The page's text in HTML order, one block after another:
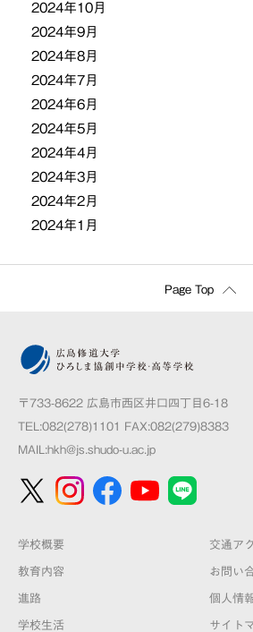
2024年10月
2024年9月
2024年8月
2024年7月
2024年6月
2024年5月
2024年4月
2024年3月
2024年2月
2024年1月
Page Top
〒733-8622 広島市西区井口四丁目6-18
TEL:082(278)1101 FAX:082(279)8383
MAIL:hkh@js.shudo-u.ac.jp
学校概要
教育内容
進路
学校生活
交通ア
お問い
個人情
サイト